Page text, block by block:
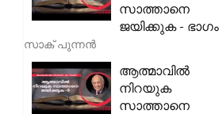
സാത്താനെ
ജയിക്കുക -
സാക് പുന്നൻ
ആത്മാവിൽ
നിറയുക
സാത്താനെ